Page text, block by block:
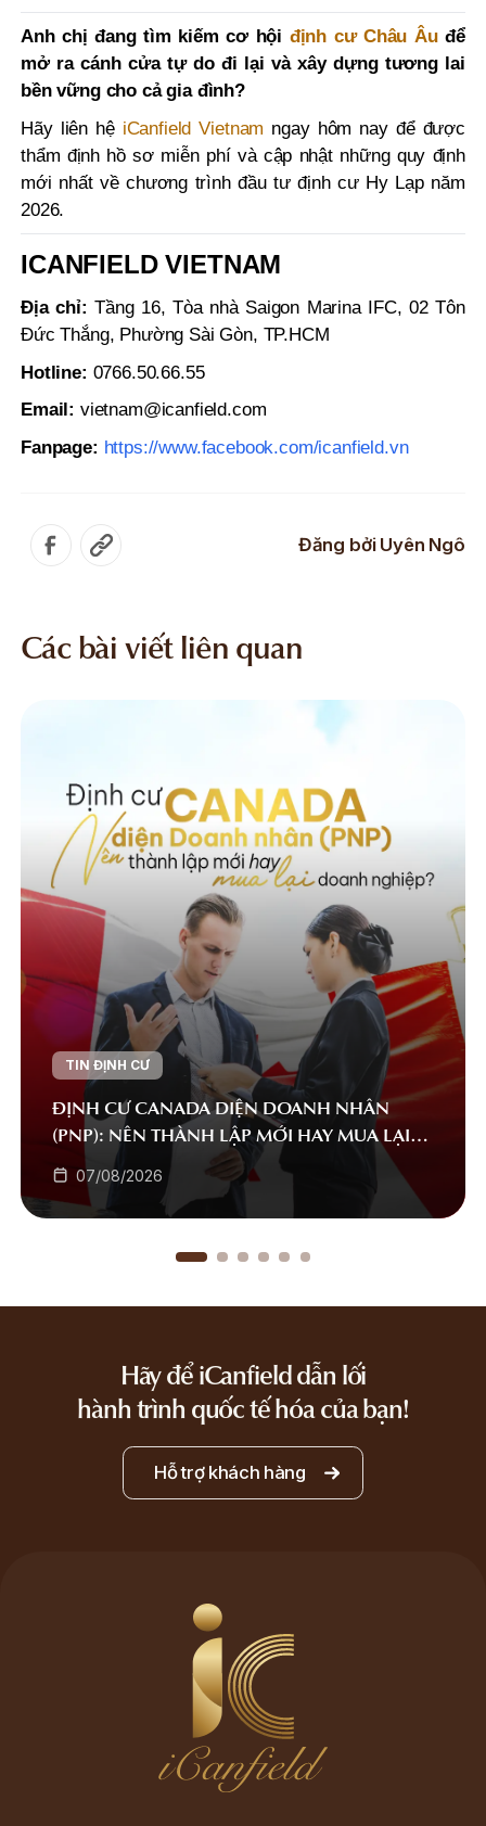
Anh chị đang tìm kiếm cơ hội định cư Châu Âuđể
mở ra cánh cửa tự do đi lại và xây dựng tương lai
bền vững cho cả gia đình?
Hãy liên hệ iCanfield Vietnam ngay hôm nay để được
thẩm định hồ sơ miễn phí và cập nhật những quy định
mới nhất về chương trình đầu tư định cư Hy Lạp năm
2026.
ICANFIELD VIETNAM
Địa chỉ:Tầng 16, Tòa nhà Saigon Marina IFC, 02 Tôn
Đức Thắng, Phường Sài Gòn, TP.HCM
Hotline: 0766.50.66.55
Email: vietnam@icanfield.com
Fanpage: https://www.facebook.com/icanfield.vn
Đăng bởi Uyên Ngô
Các bài viết liên quan
TIN ĐỊNH CƯ
ĐỊNH CƯ CANADA DIỆN DOANH NHÂN
(PNP): NÊN THÀNH LẬP MỚI HAY MUA LẠI
DOANH NGHIỆP?
07/08/2026
Hãy để iCanfield dẫn lối
hành trình quốc tế hóa của bạn!
Hỗ trợ khách hàng